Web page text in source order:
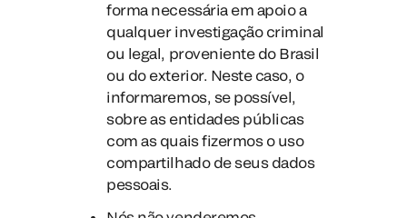
forma necessária em apoio a
qualquer investigação criminal
ou legal, proveniente do Brasil
ou do exterior. Neste caso, o
informaremos, se possível,
sobre as entidades públicas
com as quais fizermos o uso
compartilhado de seus dados
pessoais.